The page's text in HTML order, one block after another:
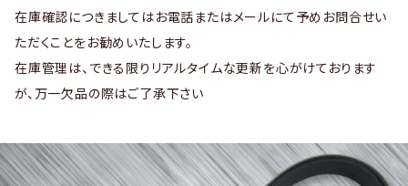
在庫確認につきましてはお電話またはメールにて予めお問合せい
ただくことをお勧めいたします。
在庫管理は、できる限りリアルタイムな更新を心がけております
が、万一欠品の際はご了承下さい